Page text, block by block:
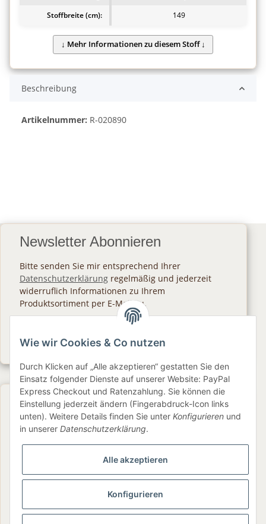
Stoffbreite (cm):
149
Beschreibung
Artikelnummer: R-020890
Newsletter Abonnieren
Bitte senden Sie mir entsprechend Ihrer
Datenschutzerklärung regelmäßig und jederzeit
widerruflich Informationen zu Ihrem
Produktsortiment per E-Mail zu.
Newsletter Abonnieren
Gesetzliche Informationen
Informationen
Wie wir Cookies & Co nutzen
Durch Klicken auf „Alle akzeptieren“ gestatten Sie den
Einsatz folgender Dienste auf unserer Website: PayPal
Express Checkout und Ratenzahlung. Sie können die
Einstellung jederzeit ändern (Fingerabdruck-Icon links
unten). Weitere Details finden Sie unter Konfigurieren und
in unserer Datenschutzerklärung.
Alle akzeptieren
Konfigurieren